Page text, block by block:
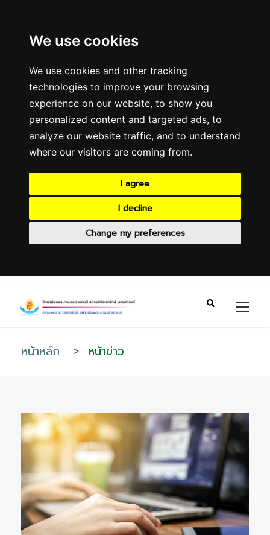
We use cookies
We use cookies and other tracking
technologies to improve your browsing
experience on our website, to show you
personalized content and targeted ads, to
analyze our website traffic, and to understand
where our visitors are coming from.
I agree
I decline
Change my preferences
หน้าหลัก > หน้าข่าว